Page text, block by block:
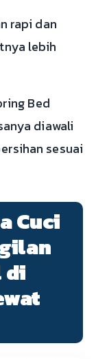
rapi dan
lebih
Bed
diawali
sesuai
Cuci
di